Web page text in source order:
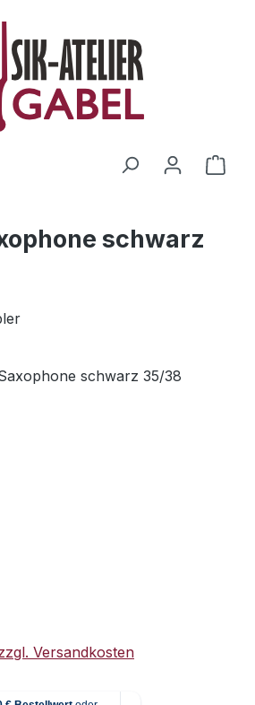
schwarz
Versandkosten